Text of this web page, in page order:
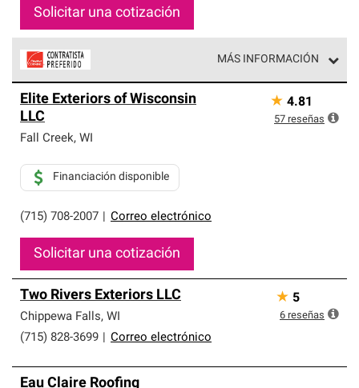
Solicitar una cotización
MÁS INFORMACIÓN
parte de una red exclusiva de profesionales de techos
que cumplen con altos estándares y requisitos estrictos
de profesionalismo y confiabilidad.
Elite Exteriors of Wisconsin
LLC
Fall Creek, WI
(715) 708-2007 Correo electrónico
Financiación disponible
Solicitar una cotización
★ 4.81
57 reseñas
Two Rivers Exteriors LLC
Chippewa Falls, WI
(715) 828-3699
Correo electrónico
★ 5
6 reseñas
Eau Claire Roofing